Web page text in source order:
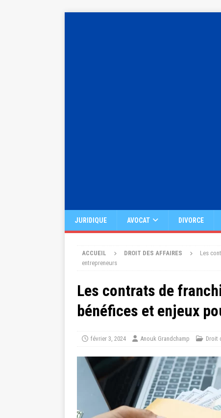
JURIDIQUE AVOCAT DIVORCE
ACCUEIL DROIT DES AFFAIRES
Les
entrepreneurs
Les contrats de
bénéfices et enjeux
février 3, 2024 Anouk Grandchamp Droit